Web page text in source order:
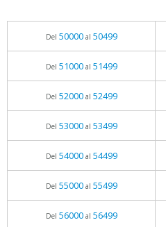
Del 50000al 50499
Del 51000al 51499
Del 52000al 52499
Del 53000al 53499
Del 54000al 54499
Del 55000al 55499
Del 56000al 56499